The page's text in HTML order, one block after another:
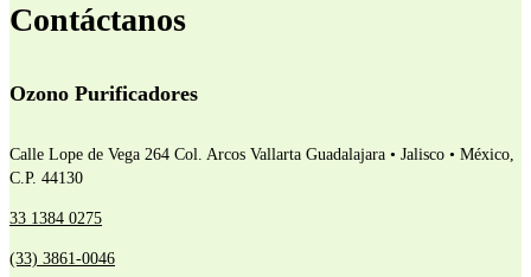
Contáctanos
Ozono Purificadores
Calle Lope de Vega 264 Col. Arcos Vallarta Guadalajara • Jalisco • México,
C.P. 44130
33 1384 0275
(33) 3861-0046